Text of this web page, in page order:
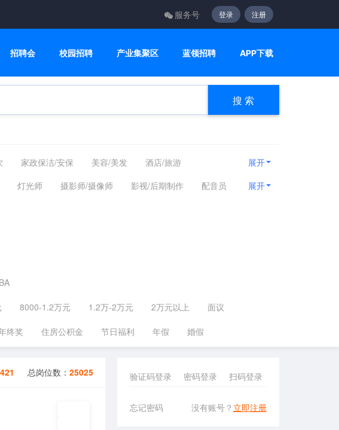
服务号 登录 注册
招聘会 校园招聘 产业集聚区 蓝领招聘 APP下载
搜 索
家政保洁/安保 美容/美发
酒店/旅游
市场/媒介/公关 广告/会展/咨询
美术/设计/创意
展开
灯光师 摄影师/摄像师 影视/后期制作
配音员
展开
8000-1.2万元 1.2万-2万元 2万元以上
面议
终奖 住房公积金 节日福利 年假 婚假
总岗位数：25025 验证码登录 密码登录 扫码登录
忘记密码 没有账号？ 立即注册